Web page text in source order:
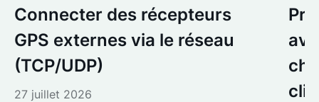
Connecter des récepteurs
GPS externes via le réseau
(TCP/UDP)
27 juillet 2026